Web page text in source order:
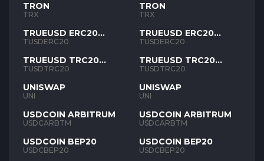
TRON
TRX
TRUEUSD ERC20
TUSD
TUSDERC20
TRUEUSD TRC20
TUSD
TUSDTRC20
UNISWAP
UNI
USDCOIN ARBITRUM
USDCARBTM
USDCOIN BEP20
USDCBEP20
TRON
TRX
TRUEUSD ERC20
TUSD
TUSDERC20
TRUEUSD TRC20
TUSD
TUSDTRC20
UNISWAP
UNI
USDCOIN ARBITRUM
USDCARBTM
USDCOIN BEP20
USDCBEP20